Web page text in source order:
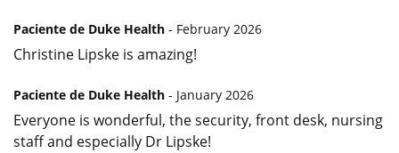
Paciente de Duke Health - February 2026
Christine Lipske is amazing!
Paciente de Duke Health - January 2026
Everyone is wonderful, the security, front desk, nursing
staff and especially Dr Lipske!